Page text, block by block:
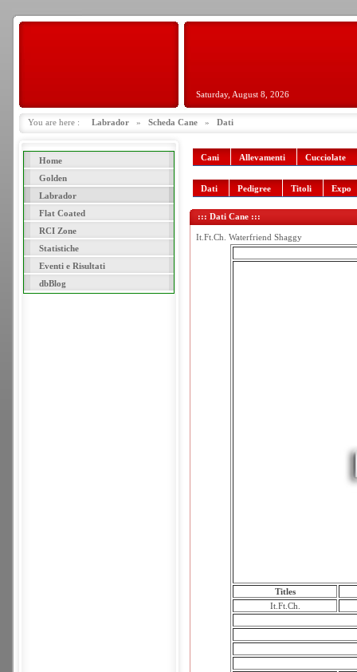
Saturday, August 8, 2026
You are here : Labrador » Scheda Cane » Dati
Home
Golden
Labrador
Flat Coated
RCI Zone
Statistiche
Eventi e Risultati
dbBlog
Cani Allevamenti Cucciolate
Dati Pedigree Titoli Expo
::: Dati Cane :::
It.Ft.Ch. Waterfriend Shaggy
Titles
It.Ft.Ch.